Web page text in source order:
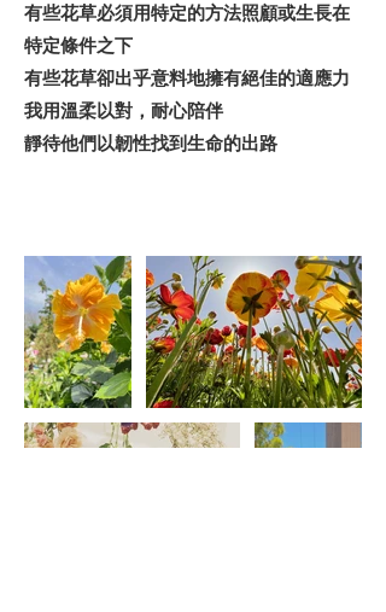
有些花草必須用特定的方法照顧或生長在
特定條件之下
有些花草卻出乎意料地擁有絕佳的適應力
我用溫柔以對，耐心陪伴
靜待他們以韌性找到生命的出路